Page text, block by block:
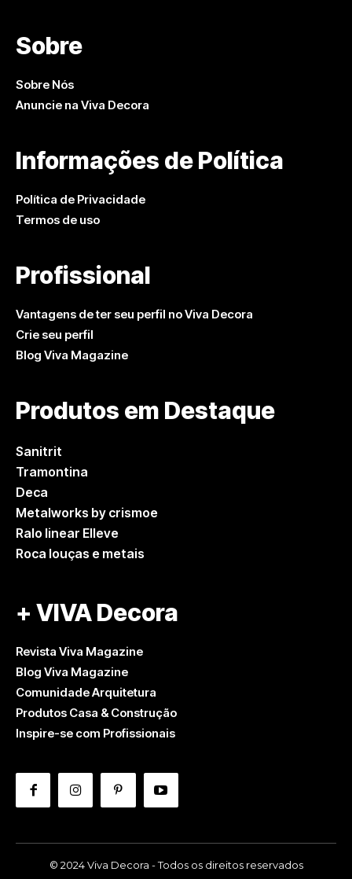
Sobre
Sobre Nós
Anuncie na Viva Decora
Informações de Política
Política de Privacidade
Termos de uso
Profissional
Vantagens de ter seu perfil no Viva Decora
Crie seu perfil
Blog Viva Magazine
Produtos em Destaque
Sanitrit
Tramontina
Deca
Metalworks by crismoe
Ralo linear Elleve
Roca louças e metais
+ VIVA Decora
Revista Viva Magazine
Blog Viva Magazine
Comunidade Arquitetura
Produtos Casa & Construção
Inspire-se com Profissionais
© 2024 Viva Decora - Todos os direitos reservados